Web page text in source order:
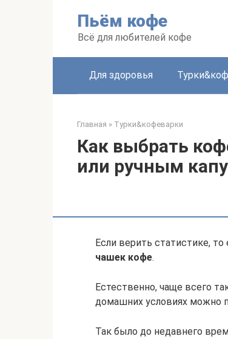
Пьём кофе
Всё для любителей кофе
Для здоровья
Главная » Турки&кофеварки
Как выбрать
или ручным
Если верить статистике,
чашек кофе.
Естественно, чаще всего
домашних условиях можно
Так было до недавнего